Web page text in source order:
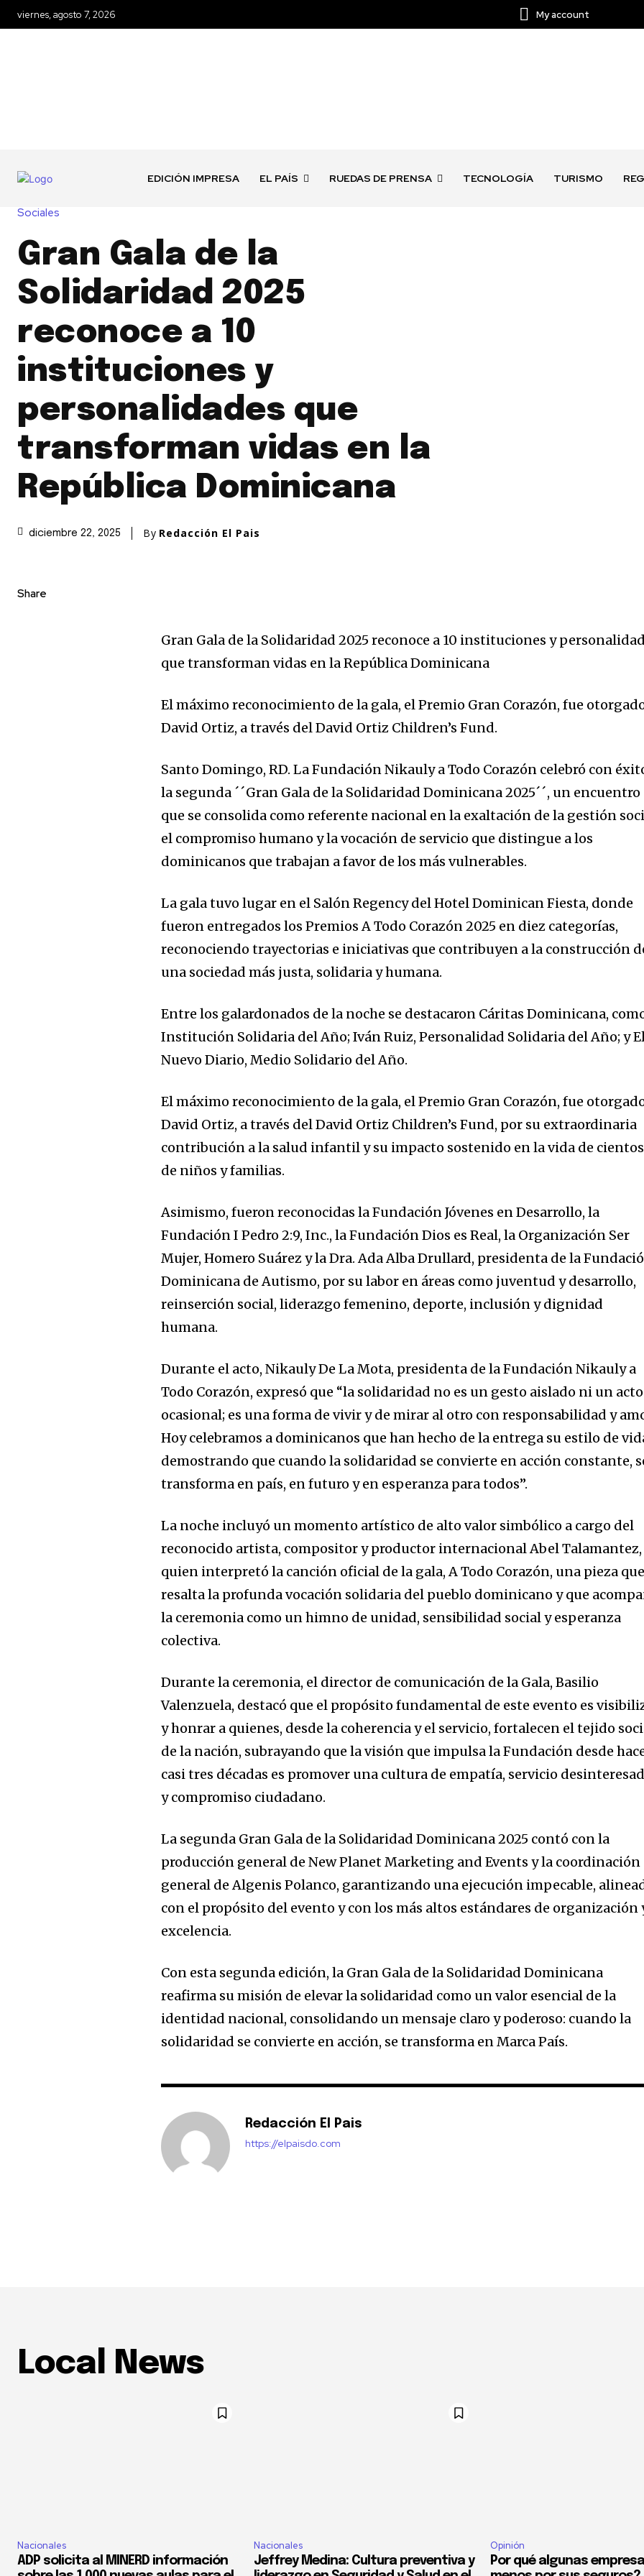
viernes, agosto 7, 2026 My account
EDICIÓN IMPRESA EL PAÍS RUEDAS DE PRENSA TECNOLOGÍA TURISMO
Sociales
Gran Gala de la
Solidaridad 2025
reconoce a 10
instituciones y
personalidades que
transforman vidas en la
República Dominicana
diciembre 22, 2025 By Redacción El Pais
Share
Gran Gala de la Solidaridad 2025 reconoce a 10 instituciones y
que transforman vidas en la República Dominicana
El máximo reconocimiento de la gala, el Premio Gran Corazón, fue
David Ortiz, a través del David Ortiz Children’s Fund.
Santo Domingo, RD. La Fundación Nikauly a Todo Corazón celebró con
la segunda ´´Gran Gala de la Solidaridad Dominicana 2025´´, un encuentro
que se consolida como referente nacional en la exaltación de la gestión
el compromiso humano y la vocación de servicio que distingue a los
dominicanos que trabajan a favor de los más vulnerables.
La gala tuvo lugar en el Salón Regency del Hotel Dominican Fiesta, donde
fueron entregados los Premios A Todo Corazón 2025 en diez categorías,
reconociendo trayectorias e iniciativas que contribuyen a la construcción
una sociedad más justa, solidaria y humana.
Entre los galardonados de la noche se destacaron Cáritas Dominicana,
Institución Solidaria del Año; Iván Ruiz, Personalidad Solidaria del Año; y
Nuevo Diario, Medio Solidario del Año.
El máximo reconocimiento de la gala, el Premio Gran Corazón, fue
David Ortiz, a través del David Ortiz Children’s Fund, por su extraordinaria
contribución a la salud infantil y su impacto sostenido en la vida de cientos
de niños y familias.
Asimismo, fueron reconocidas la Fundación Jóvenes en Desarrollo, la
Fundación I Pedro 2:9, Inc., la Fundación Dios es Real, la Organización Ser
Mujer, Homero Suárez y la Dra. Ada Alba Drullard, presidenta de la
Dominicana de Autismo, por su labor en áreas como juventud y desarrollo,
reinserción social, liderazgo femenino, deporte, inclusión y dignidad
humana.
Durante el acto, Nikauly De La Mota, presidenta de la Fundación Nikauly a
Todo Corazón, expresó que “la solidaridad no es un gesto aislado ni un acto
ocasional; es una forma de vivir y de mirar al otro con responsabilidad y
Hoy celebramos a dominicanos que han hecho de la entrega su estilo de
demostrando que cuando la solidaridad se convierte en acción constante,
transforma en país, en futuro y en esperanza para todos”.
La noche incluyó un momento artístico de alto valor simbólico a cargo del
reconocido artista, compositor y productor internacional Abel Talamantez,
quien interpretó la canción oficial de la gala, A Todo Corazón, una pieza que
resalta la profunda vocación solidaria del pueblo dominicano y que
la ceremonia como un himno de unidad, sensibilidad social y esperanza
colectiva.
Durante la ceremonia, el director de comunicación de la Gala, Basilio
Valenzuela, destacó que el propósito fundamental de este evento es
y honrar a quienes, desde la coherencia y el servicio, fortalecen el tejido
de la nación, subrayando que la visión que impulsa la Fundación desde
casi tres décadas es promover una cultura de empatía, servicio
y compromiso ciudadano.
La segunda Gran Gala de la Solidaridad Dominicana 2025 contó con la
producción general de New Planet Marketing and Events y la coordinación
general de Algenis Polanco, garantizando una ejecución impecable,
con el propósito del evento y con los más altos estándares de organización
excelencia.
Con esta segunda edición, la Gran Gala de la Solidaridad Dominicana
reafirma su misión de elevar la solidaridad como un valor esencial de la
identidad nacional, consolidando un mensaje claro y poderoso: cuando la
solidaridad se convierte en acción, se transforma en Marca País.
Redacción El Pais
https://elpaisdo.com
Local News
Nacionales
ADP solicita al MINERD información
Nacionales
Jeffrey Medina: Cultura preventiva y
Opinión
Por qué algunas